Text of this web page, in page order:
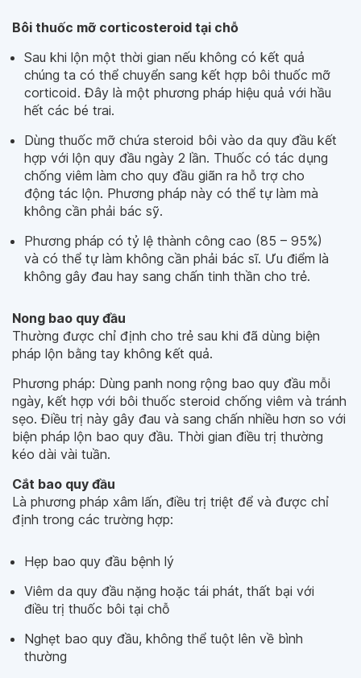
Bôi thuốc mỡ corticosteroid tại chỗ
Sau khi lộn một thời gian nếu không có kết quả
chúng ta có thể chuyển sang kết hợp bôi thuốc mỡ
corticoid. Đây là một phương pháp hiệu quả với hầu
hết các bé trai.
Dùng thuốc mỡ chứa steroid bôi vào da quy đầu kết
hợp với lộn quy đầu ngày 2 lần. Thuốc có tác dụng
chống viêm làm cho quy đầu giãn ra hỗ trợ cho
động tác lộn. Phương pháp này có thể tự làm mà
không cần phải bác sỹ.
Phương pháp có tỷ lệ thành công cao (85 – 95%)
và có thể tự làm không cần phải bác sĩ. Ưu điểm là
không gây đau hay sang chấn tinh thần cho trẻ.
Nong bao quy đầu
Thường được chỉ định cho trẻ sau khi đã dùng biện
pháp lộn bằng tay không kết quả.
Phương pháp: Dùng panh nong rộng bao quy đầu mỗi
ngày, kết hợp với bôi thuốc steroid chống viêm và tránh
sẹo. Điều trị này gây đau và sang chấn nhiều hơn so với
biện pháp lộn bao quy đầu. Thời gian điều trị thường
kéo dài vài tuần.
Cắt bao quy đầu
Là phương pháp xâm lấn, điều trị triệt để và được chỉ
định trong các trường hợp:
Hẹp bao quy đầu bệnh lý
Viêm da quy đầu nặng hoặc tái phát, thất bại với
điều trị thuốc bôi tại chỗ
Nghẹt bao quy đầu, không thể tuột lên về bình
thường